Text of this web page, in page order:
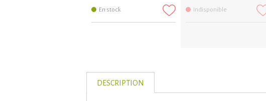
En stock Indisponible
DESCRIPTION